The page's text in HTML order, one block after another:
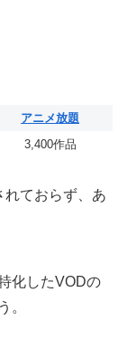
アニメ放題
3,400作品
れておらず、あ
化したVODの
。